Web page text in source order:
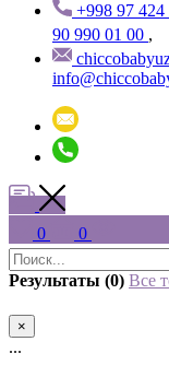
+998 97 424
90 990 01 00 ,
0 0
Результаты (0) Все
×
...